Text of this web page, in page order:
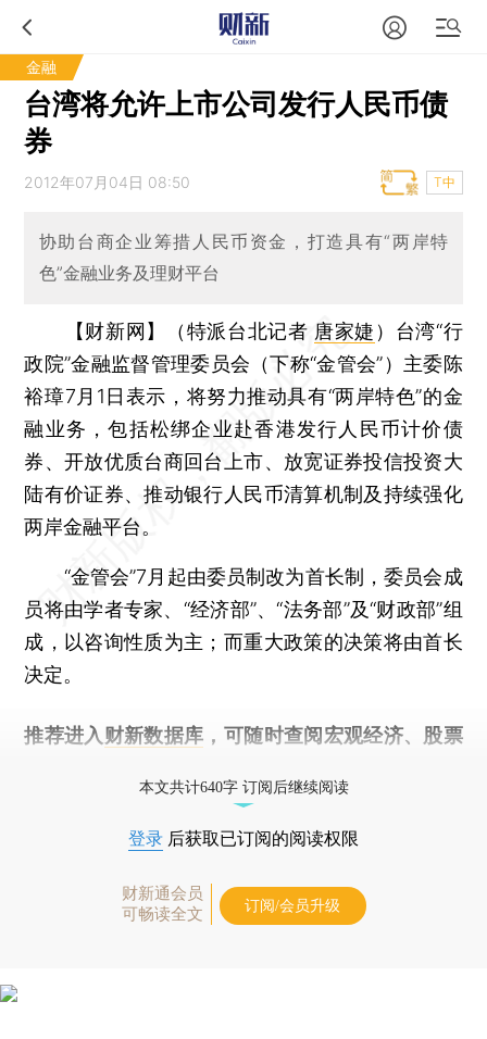
金融
台湾将允许上市公司发行人民币债
券
2012年07月04日 08:50 T中
协助台商企业筹措人民币资金，打造具有“两岸特
色”金融业务及理财平台
【财新网】（特派台北记者 唐家婕 ） 台湾“行
政院”金融监督管理委员会（下称“金管会”）主委陈
裕璋7月1日表示，将努力推动具有“两岸特色”的金
融业务，包括松绑企业赴香港发行人民币计价债
券、开放优质台商回台上市、放宽证券投信投资大
陆有价证券、推动银行人民币清算机制及持续强化
两岸金融平台。
“金管会”7月起由委员制改为首长制，委员会成
员将由学者专家、“经济部”、“法务部”及“财政部”组
成，以咨询性质为主；而重大政策的决策将由首长
决定。
推荐进入 财新数据库 ，可随时查阅宏观经济、股票
本文共计640字 订阅后继续阅读
登录 后获取已订阅的阅读权限
财新通会员
可畅读全文
订阅/会员升级